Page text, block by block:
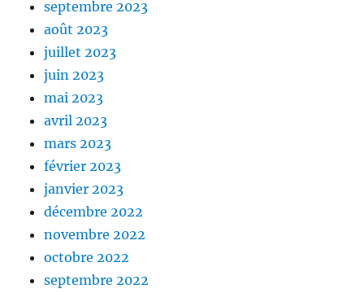
septembre 2023
août 2023
juillet 2023
juin 2023
mai 2023
avril 2023
mars 2023
février 2023
janvier 2023
décembre 2022
novembre 2022
octobre 2022
septembre 2022